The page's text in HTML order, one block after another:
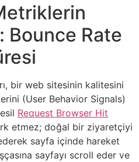
Bounce Rate
bir web sitesinin kalitesini
(User Behavior Signals)
Request Browser Hit
etmez; doğal bir ziyaretçiyi
sayfa içinde hareket
sayfayı scroll eder ve